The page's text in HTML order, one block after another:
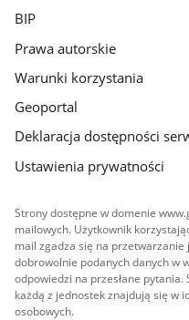
BIP
Prawa autorskie
Warunki korzystania
Geoportal
Deklaracja dostępności
Ustawienia prywatności
Strony dostępne w domenie
mailowych. Użytkownik
mail zgadza się na
dobrowolnie podanych danych w
odpowiedzi na przesłane
każdą z jednostek znajdują się w
osobowych.